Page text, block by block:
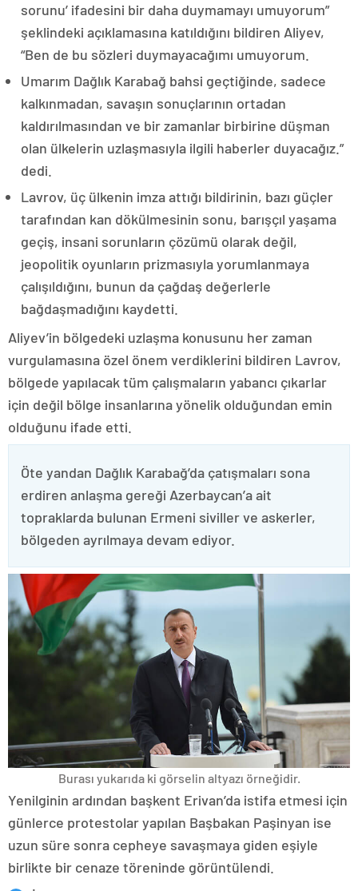
sorunu’ ifadesini bir daha duymamayı umuyorum”
şeklindeki açıklamasına katıldığını bildiren Aliyev,
“Ben de bu sözleri duymayacağımı umuyorum.
Umarım Dağlık Karabağ bahsi geçtiğinde, sadece
kalkınmadan, savaşın sonuçlarının ortadan
kaldırılmasından ve bir zamanlar birbirine düşman
olan ülkelerin uzlaşmasıyla ilgili haberler duyacağız.”
dedi.
Lavrov, üç ülkenin imza attığı bildirinin, bazı güçler
tarafından kan dökülmesinin sonu, barışçıl yaşama
geçiş, insani sorunların çözümü olarak değil,
jeopolitik oyunların prizmasıyla yorumlanmaya
çalışıldığını, bunun da çağdaş değerlerle
bağdaşmadığını kaydetti.
Aliyev’in bölgedeki uzlaşma konusunu her zaman
vurgulamasına özel önem verdiklerini bildiren Lavrov,
bölgede yapılacak tüm çalışmaların yabancı çıkarlar
için değil bölge insanlarına yönelik olduğundan emin
olduğunu ifade etti.
Öte yandan Dağlık Karabağ’da çatışmaları sona
erdiren anlaşma gereği Azerbaycan’a ait
topraklarda bulunan Ermeni siviller ve askerler,
bölgeden ayrılmaya devam ediyor.
Burası yukarıda ki görselin altyazı örneğidir.
Yenilginin ardından başkent Erivan’da istifa etmesi için
günlerce protestolar yapılan Başbakan Paşinyan ise
uzun süre sonra cepheye savaşmaya giden eşiyle
birlikte bir cenaze töreninde görüntülendi.